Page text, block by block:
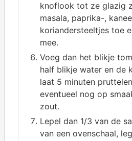
knoflook tot ze glazig
masala, paprika-,
koriandersteeltjes toe
mee.
Voeg dan het blikje
half blikje water en de
laat 5 minuten
eventueel nog op
zout.
Lepel dan 1/3 van de
van een ovenschaal,